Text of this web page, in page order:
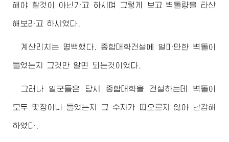
해야 할것이 아닌가고 하시며 그렇게 보고 벽돌량을 타산
해보라고 하시였다.
계산리치는 명백했다. 종합대학건설에 얼마만한 벽돌이
들었는지 그것만 알면 되는것이였다.
그러나 일군들은 당시종합대학을 건설하는데 벽돌이
모두 몇장이나 들었는지 그 수자가 떠오르지 않아 난감해
하였다.